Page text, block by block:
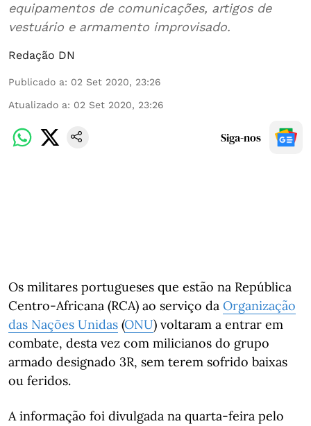
equipamentos de comunicações, artigos de
vestuário e armamento improvisado.
Redação DN
Publicado a: 02 Set 2020, 23:26
Atualizado a: 02 Set 2020, 23:26
Siga-nos
Os militares portugueses que estão na República
Centro-Africana (RCA) ao serviço da Organização
das Nações Unidas (ONU) voltaram a entrar em
combate, desta vez com milicianos do grupo
armado designado 3R, sem terem sofrido baixas
ou feridos.
A informação foi divulgada na quarta-feira pelo